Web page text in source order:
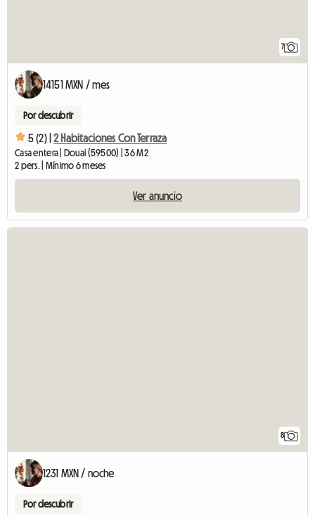
7
14151 MXN / mes
Por descubrir
5 (2) | 2 Habitaciones Con Terraza
Casa entera | Douai (59500) | 36 M2
2 pers. | Mínimo 6 meses
Ver anuncio
8
1231 MXN / noche
Por descubrir